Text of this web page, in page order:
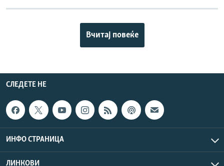
Вчитај повеќе
СЛЕДЕТЕ НЕ
ИНФО СТРАНИЦА
ЛИНКОВИ